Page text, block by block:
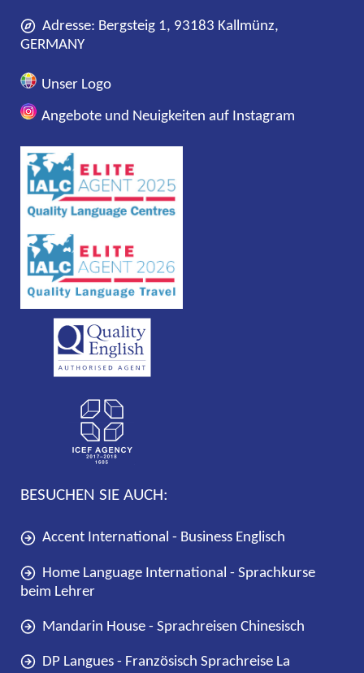
Adresse: Bergsteig 1, 93183 Kallmünz,
GERMANY
Unser Logo
Angebote und Neuigkeiten auf Instagram
BESUCHEN SIE AUCH:
Accent International - Business Englisch
Home Language International - Sprachkurse
beim Lehrer
Mandarin House - Sprachreisen Chinesisch
DP Langues - Französisch Sprachreise La